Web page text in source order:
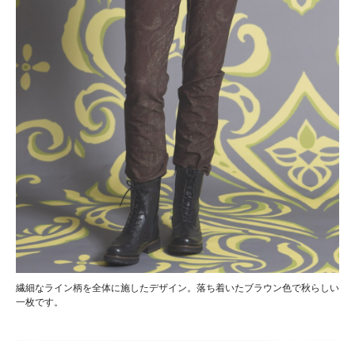
繊細なライン柄を全体に施したデザイン。落ち着いたブラウン色で秋らしい
一枚です。